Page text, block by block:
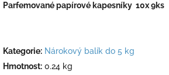
Parfemované papírové kapesníky 10x 9ks
Kategorie: Nárokový balík do 5 kg
Hmotnost: 0.24 kg